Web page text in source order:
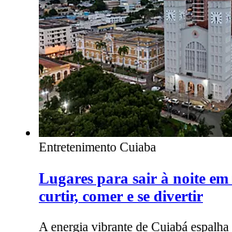
Entretenimento Cuiaba
Lugares para sair à noite
curtir, comer e se divertir
A energia vibrante de Cuiabá